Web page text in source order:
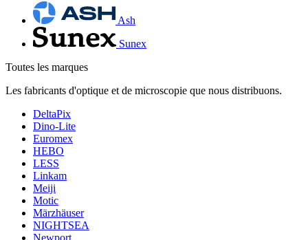
Ash
Sunex
Toutes les marques
Les fabricants d'optique et de microscopie que nous distribuons.
DeltaPix
Dino-Lite
Euromex
HEBO
LESS
Linkam
Meiji
Motic
Märzhäuser
NIGHTSEA
Newport